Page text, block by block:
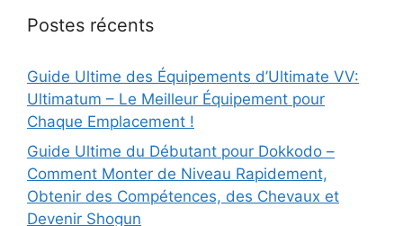
Postes récents
Guide Ultime des Équipements d’Ultimate VV:
Ultimatum – Le Meilleur Équipement pour
Chaque Emplacement !
Guide Ultime du Débutant pour Dokkodo –
Comment Monter de Niveau Rapidement,
Obtenir des Compétences, des Chevaux et
Devenir Shogun